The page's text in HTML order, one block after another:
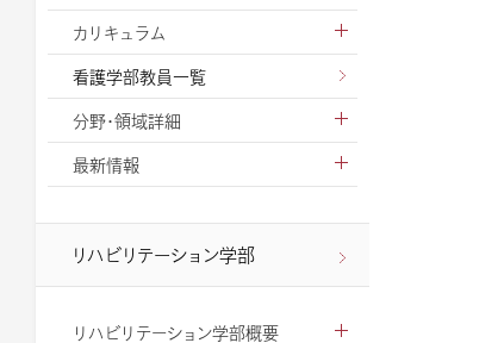
カリキュラム
看護学部教員一覧
分野・領域詳細
最新情報
リハビリテーション学部
リハビリテーション学部概要